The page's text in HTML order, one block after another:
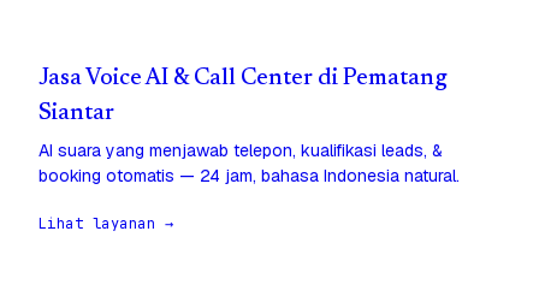
Jasa Voice AI & Call Center di Pematang
Siantar
AI suara yang menjawab telepon, kualifikasi leads, &
booking otomatis — 24 jam, bahasa Indonesia natural.
Lihat layanan →